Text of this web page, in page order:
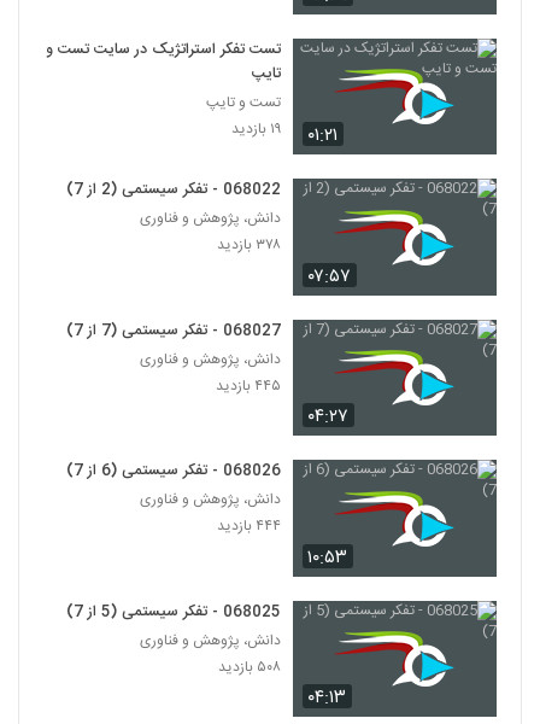
100
۵۷۲ بازدید
Thinking)
۴۳۸ بازدید
028102 - تفکر انتقادی (Critical
Thinking)
103
Thinking)
۴۷۳ بازدید
Thinking)
۴۳۵ بازدید
028105 - تفکر انتقادی (Critical
Thinking)
106
Thinking)
Thinking)
۰۱:۲۱
تست تفکر استراتژیک در سایت تست و
تایپ
تست و تایپ
۱۹ بازدید
۰۷:۵۷
068022 - تفکر سیستمی (2 از 7)
دانش، پژوهش و فناوری
۳۷۸ بازدید
۰۴:۲۷
068027 - تفکر سیستمی (7 از 7)
دانش، پژوهش و فناوری
۴۴۵ بازدید
۱۰:۵۳
068026 - تفکر سیستمی (6 از 7)
دانش، پژوهش و فناوری
۴۴۴ بازدید
۰۴:۱۳
068025 - تفکر سیستمی (5 از 7)
دانش، پژوهش و فناوری
۵۰۸ بازدید